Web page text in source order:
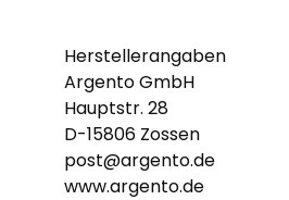
Herstellerangaben
Argento GmbH
Hauptstr. 28
D-15806 Zossen
post@argento.de
www.argento.de